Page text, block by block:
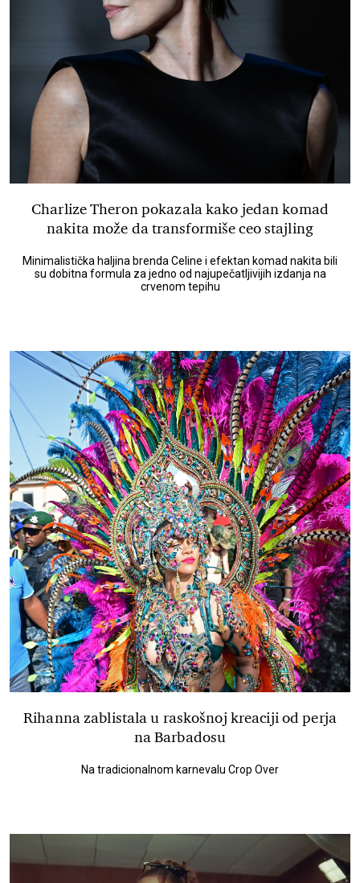
Charlize Theron pokazala kako jedan komad
nakita može da transformiše ceo stajling
Minimalistička haljina brenda Celine i efektan komad nakita bili
su dobitna formula za jedno od najupečatljivijih izdanja na
crvenom tepihu
Rihanna zablistala u raskošnoj kreaciji od perja
na Barbadosu
Na tradicionalnom karnevalu Crop Over